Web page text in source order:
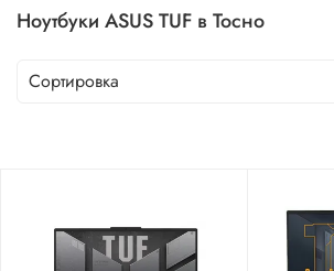
Ноутбуки ASUS TUF в Тосно